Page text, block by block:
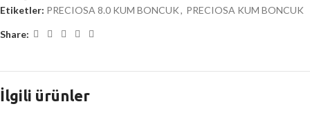
Etiketler: PRECIOSA 8.0 KUM BONCUK, PRECIOSA KUM BONCUK
Share:
İlgili ürünler